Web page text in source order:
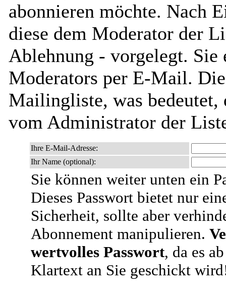
abonnieren möchte. Nach
diese dem Moderator der
Ablehnung - vorgelegt. Sie
Moderators per E-Mail.
Mailingliste, was bedeutet,
vom Administrator der
Ihre E-Mail-Adresse:
Ihr Name (optional):
Sie können weiter unten ein
Dieses Passwort bietet nur
Sicherheit, sollte aber
Abonnement manipulieren.
wertvolles Passwort, da es
Klartext an Sie geschickt